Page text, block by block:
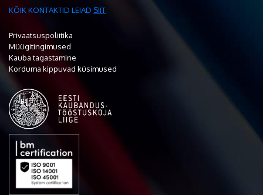
KÕIK KONTAKTID LEIAD SIIT
Privaatsuspoliitika
Müügitingimused
Kauba tagastamine
Korduma kippuvad küsimused